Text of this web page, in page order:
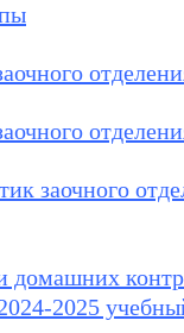
заочного
домашних
2025